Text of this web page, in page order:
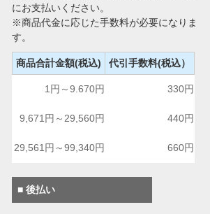
にお支払いください。
※商品代金に応じた手数料が必要になりま
す。
商品合計金額(税込) 代引手数料(税込）
1円～9.670円 330円
9,671円～29,560円 440円
29,561円～99,340円 660円
■ 後払い